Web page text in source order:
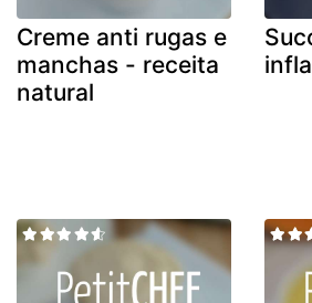
Creme anti rugas e
manchas - receita
natural